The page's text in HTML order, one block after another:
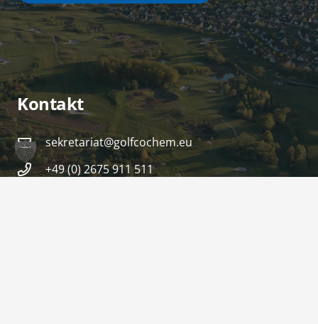
Kontakt
sekretariat@golfcochem.eu
+49 (0) 2675 911 511